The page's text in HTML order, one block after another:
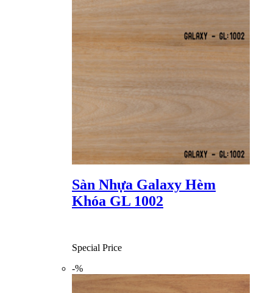
Sàn Nhựa Galaxy Hèm
Khóa GL 1002
Special Price
-%